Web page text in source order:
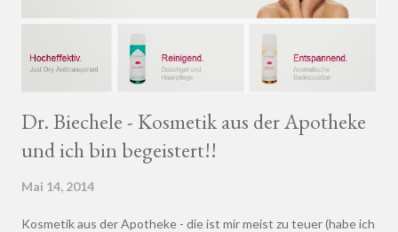
Dr. Biechele - Kosmetik aus der Apotheke
und ich bin begeistert!!
Mai 14, 2014
Kosmetik aus der Apotheke - die ist mir meist zu teuer (habe ich